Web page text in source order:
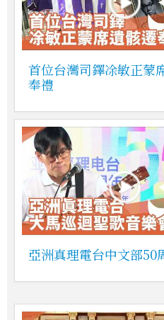
首位台灣司鐸凃敏正蒙
奉禮
亞洲真理電台中文部50